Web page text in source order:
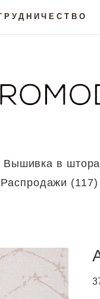
Вышивка в
Распродажи (117)